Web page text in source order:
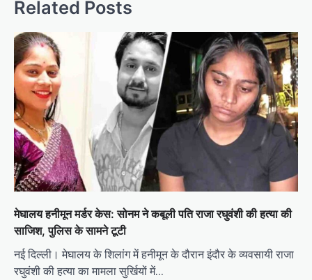
Related Posts
मेघालय हनीमून मर्डर केस: सोनम ने कबूली पति राजा रघुवंशी की हत्या की
साजिश, पुलिस के सामने टूटी
नई दिल्ली। मेघालय के शिलांग में हनीमून के दौरान इंदौर के व्यवसायी राजा
रघुवंशी की हत्या का मामला सुर्खियों में…